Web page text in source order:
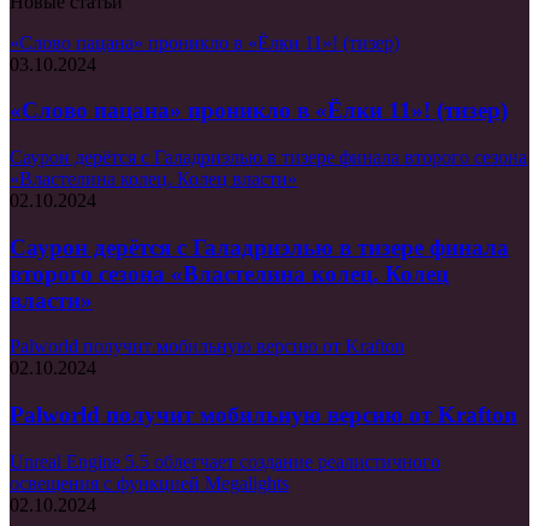
«Слово пацана» проникло в «Ёлки 11»! (тизер)
03.10.2024
«Слово пацана» проникло в «Ёлки 11»! (тизер)
Саурон дерётся с Галадриэлью в тизере финала второго сезона
«Властелина колец. Колец власти»
02.10.2024
Саурон дерётся с Галадриэлью в тизере финала
второго сезона «Властелина колец. Колец
власти»
Palworld получит мобильную версию от Krafton
02.10.2024
Palworld получит мобильную версию от Krafton
Unreal Engine 5.5 облегчает создание реалистичного
освещения с функцией Megalights
02.10.2024